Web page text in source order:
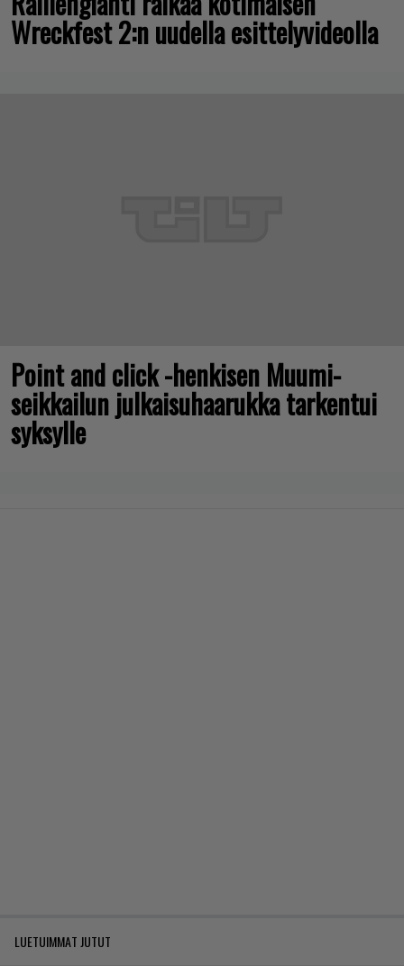
Wreckfest 2:n uudella esittelyvideolla
Point and click -henkisen Muumi-
seikkailun julkaisuhaarukka tarkentui
syksylle
LUETUIMMAT JUTUT